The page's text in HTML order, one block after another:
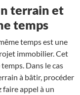
terrain et
temps
temps est une
immobilier. Cet
Dans le cas
à bâtir, procéder
faire appel à un